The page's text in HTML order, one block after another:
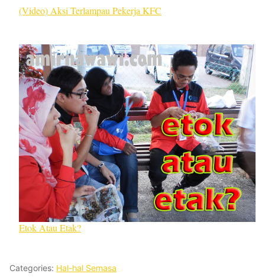
(Video) Aksi Terlampau Pekerja KFC
Etok Atau Etak?
Categories: Hal-hal Semasa